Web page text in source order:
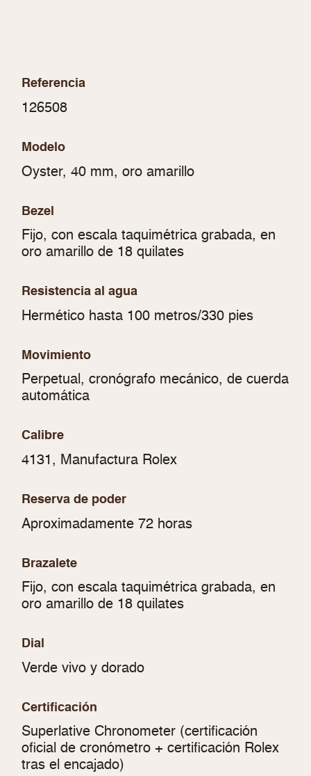
Referencia
126508
Modelo
Oyster, 40 mm, oro amarillo
Bezel
Fijo, con escala taquimétrica grabada, en
oro amarillo de 18 quilates
Resistencia al agua
Hermético hasta 100 metros/330 pies
Movimiento
Perpetual, cronógrafo mecánico, de cuerda
automática
Calibre
4131, Manufactura Rolex
Reserva de poder
Aproximadamente 72 horas
Brazalete
Fijo, con escala taquimétrica grabada, en
oro amarillo de 18 quilates
Dial
Verde vivo y dorado
Certificación
Superlative Chronometer (certificación
oficial de cronómetro + certificación Rolex
tras el encajado)